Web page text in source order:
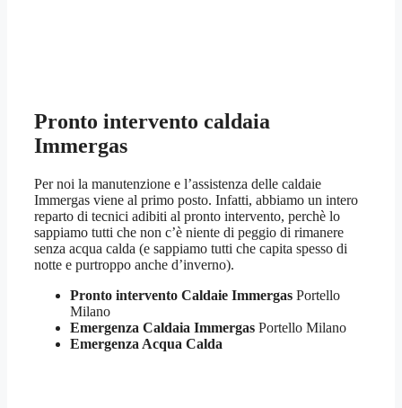
Pronto intervento caldaia
Immergas
Per noi la manutenzione e l’assistenza delle caldaie
Immergas viene al primo posto. Infatti, abbiamo un intero
reparto di tecnici adibiti al pronto intervento, perchè lo
sappiamo tutti che non c’è niente di peggio di rimanere
senza acqua calda (e sappiamo tutti che capita spesso di
notte e purtroppo anche d’inverno).
Pronto intervento Caldaie Immergas Portello
Milano
Emergenza Caldaia Immergas Portello Milano
Emergenza Acqua Calda